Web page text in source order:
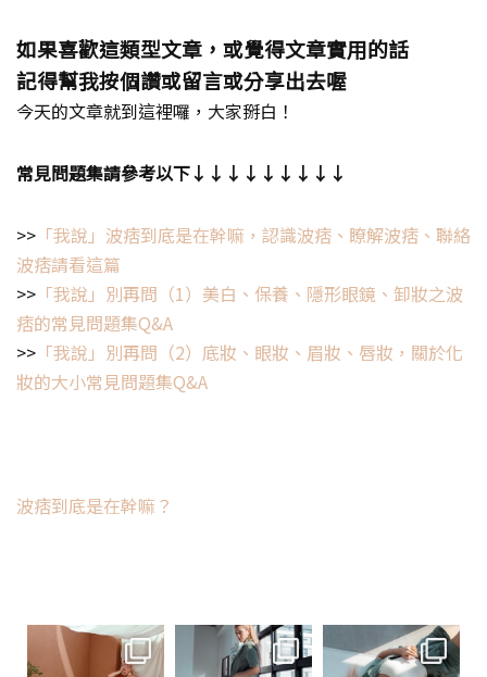
如果喜歡這類型文章，或覺得文章實用的話
記得幫我按個讚或留言或分享出去喔
今天的文章就到這裡囉，大家掰白！
常見問題集請參考以下↓↓↓↓↓↓↓↓↓
>> 「我說」波痞到底是在幹嘛，認識波痞、瞭解波痞、聯絡
波痞請看這篇
>> 「我說」別再問（1）美白、保養、隱形眼鏡、卸妝之波
痞的常見問題集Q&A
>> 「我說」別再問（2）底妝、眼妝、眉妝、唇妝，關於化
妝的大小常見問題集Q&A
波痞到底是在幹嘛？